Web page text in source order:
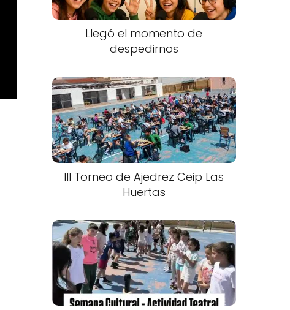
Llegó el momento de
despedirnos
III Torneo de Ajedrez Ceip Las
Huertas